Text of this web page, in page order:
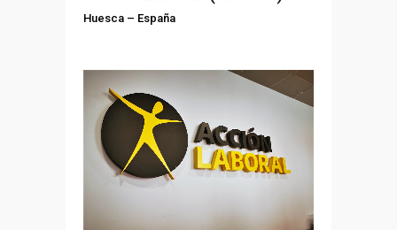
Huesca – España